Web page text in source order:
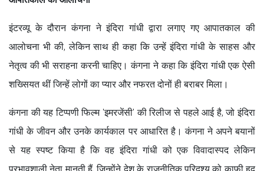
इंटरव्यू के दौरान कंगना ने इंदिरा गांधी द्वारा लगाए गए आपातकाल की
आलोचना भी की, लेकिन साथ ही कहा कि उन्हें इंदिरा गांधी के साहस और
नेतृत्व की भी सराहना करनी चाहिए। कंगना ने कहा कि इंदिरा गांधी एक ऐसी
शख्सियत थीं जिन्हें लोगों का प्यार और नफरत दोनों ही बराबर मिला।
कंगना की यह टिप्पणी फिल्म 'इमरजेंसी' की रिलीज से पहले आई है, जो इंदिरा
गांधी के जीवन और उनके कार्यकाल पर आधारित है। कंगना ने अपने बयानों
से यह स्पष्ट किया है कि वह इंदिरा गांधी को एक विवादास्पद लेकिन